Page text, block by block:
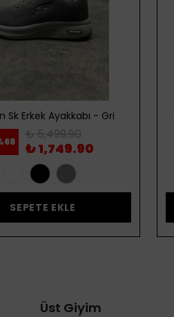
Sk Erkek Ayakkabı - Gri
68 ₺ 5,499.90
₺ 1,749.90
SEPETE EKLE
Üst Giyim